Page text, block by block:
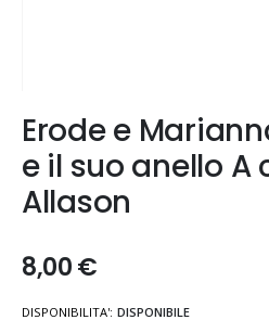
all'inizio
della
galleria
di
immagini
Erode e
e il suo anello A
Allason
8,00 €
DISPONIBILITA': DISPONIBILE